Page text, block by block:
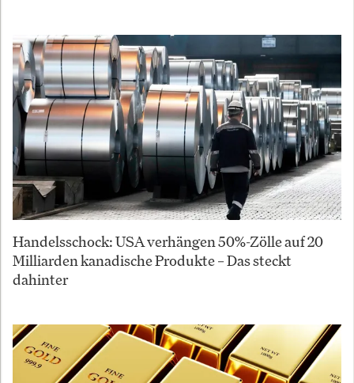
Handelsschock: USA verhängen 50%-Zölle auf 20
Milliarden kanadische Produkte – Das steckt
dahinter